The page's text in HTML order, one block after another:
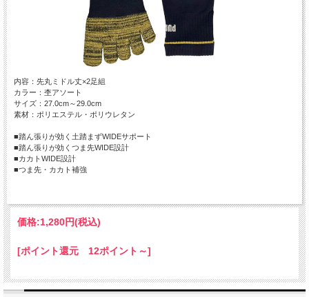
内容：先丸ミドル丈×2足組
カラー：杢アソート
サイズ：27.0cm～29.0cm
素材：ポリエステル・ポリウレタン
■踏ん張りが効く土踏まずWIDEサポート
■踏ん張りが効くつま先WIDE設計
■カカトWIDE設計
■つま先・カカト補強
価格:1,280円(税込)
[ポイント還元 12ポイント～]